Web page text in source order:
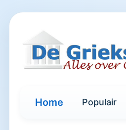
Home Populair